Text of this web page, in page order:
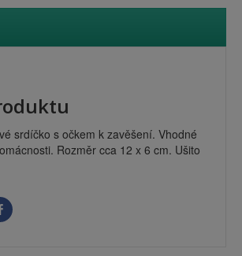
srdíčko s očkem k zavěšení. Vhodné
Rozměr cca 12 x 6 cm. Ušito
Click
to